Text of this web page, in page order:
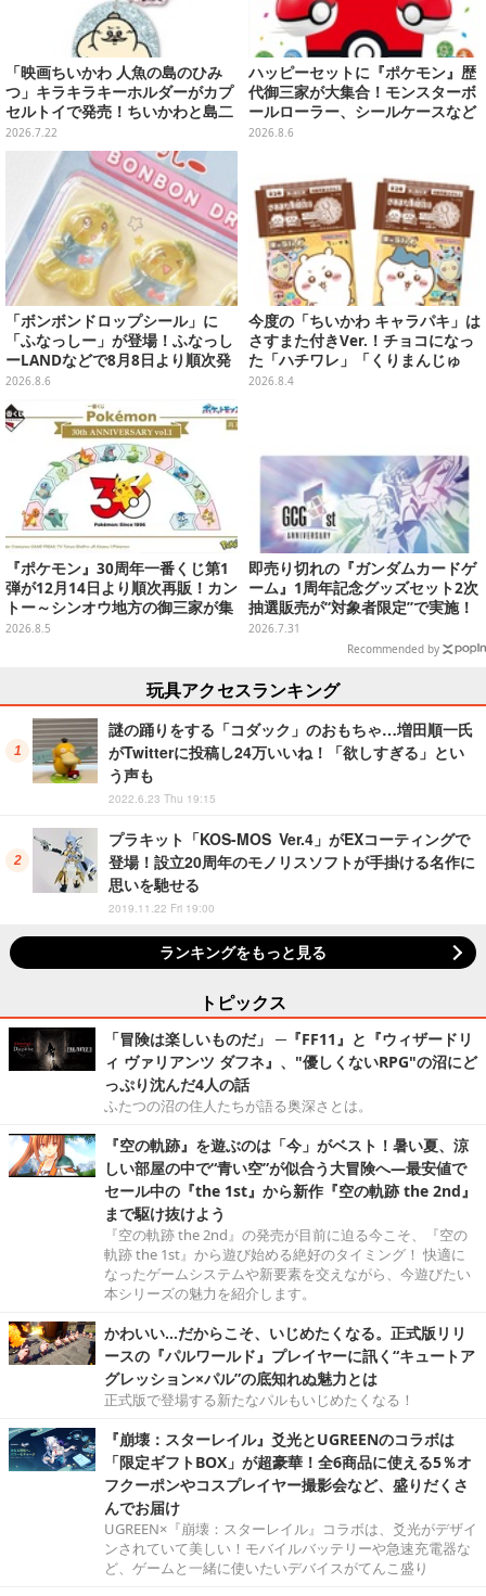
「映画ちいかわ 人魚の島のひみ
つ」キラキラキーホルダーがカプ
セルトイで発売！ちいかわと島二
郎など全8種、2個セットのスペシ
ャル仕様も
2026.7.22
ハッピーセットに『ポケモン』歴
代御三家が大集合！モンスターボ
ールローラー、シールケースなど
全12種
2026.8.6
「ボンボンドロップシール」に
「ふなっしー」が登場！ふなっし
ーLANDなどで8月8日より順次発
売
2026.8.6
今度の「ちいかわ キャラパキ」は
さすまた付きVer.！チョコになっ
た「ハチワレ」「くりまんじゅ
う」たちも可愛い全8種
2026.8.4
『ポケモン』30周年一番くじ第1
弾が12月14日より順次再販！カン
トー～シンオウ地方の御三家が集
まった時計、ぬいぐるみなど記念
2026.8.5
即売り切れの『ガンダムカードゲ
ーム』1周年記念グッズセット2次
抽選販売が“対象者限定”で実施！
プレバン全会員向け3次抽選も
2026.7.31
Recommended by
玩具アクセスランキング
謎の踊りをする「コダック」のおもちゃ…増田順一氏
がTwitterに投稿し24万いいね！「欲しすぎる」とい
う声も
2022.6.23 Thu 19:15
プラキット「KOS-MOS Ver.4」がEXコーティングで
登場！設立20周年のモノリスソフトが手掛ける名作に
思いを馳せる
2019.11.22 Fri 19:00
ランキングをもっと見る
トピックス
「冒険は楽しいものだ」 ─『FF11』と『ウィザードリ
ィ ヴァリアンツ ダフネ』、"優しくないRPG"の沼にど
っぷり沈んだ4人の話
ふたつの沼の住人たちが語る奥深さとは。
『空の軌跡』を遊ぶのは「今」がベスト！暑い夏、涼
しい部屋の中で“青い空”が似合う大冒険へ―最安値で
セール中の『the 1st』から新作『空の軌跡 the 2nd』
まで駆け抜けよう
『空の軌跡 the 2nd』の発売が目前に迫る今こそ、『空の
軌跡 the 1st』から遊び始める絶好のタイミング！ 快適に
なったゲームシステムや新要素を交えながら、今遊びたい
本シリーズの魅力を紹介します。
かわいい…だからこそ、いじめたくなる。正式版リリ
ースの『パルワールド』プレイヤーに訊く“キュートア
グレッション×パル”の底知れぬ魅力とは
正式版で登場する新たなパルもいじめたくなる！
『崩壊：スターレイル』爻光とUGREENのコラボは
「限定ギフトBOX」が超豪華！全6商品に使える5％オ
フクーポンやコスプレイヤー撮影会など、盛りだくさ
んでお届け
UGREEN×『崩壊：スターレイル』コラボは、爻光がデザイ
ンされていて美しい！モバイルバッテリーや急速充電器な
ど、ゲームと一緒に使いたいデバイスがてんこ盛り